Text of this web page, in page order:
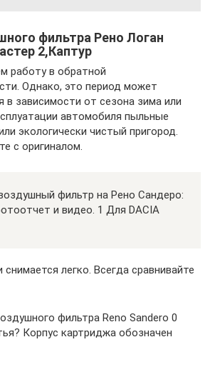
фильтра Рено Логан
2,Каптур
работу в обратной
Однако, это период может
в зависимости от сезона зима или
автомобиля пыльные
экологически чистый пригород.
с оригиналом.
фильтр на Рено Сандеро:
и видео. 1 Для DACIA
легко. Всегда сравнивайте
фильтра Reno Sandero 0
Корпус картриджа обозначен